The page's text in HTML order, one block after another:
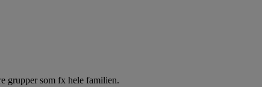
grupper som fx hele familien.